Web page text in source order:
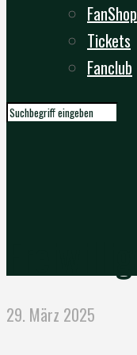
FanShop
Tickets
Fanclub
29. März 2025